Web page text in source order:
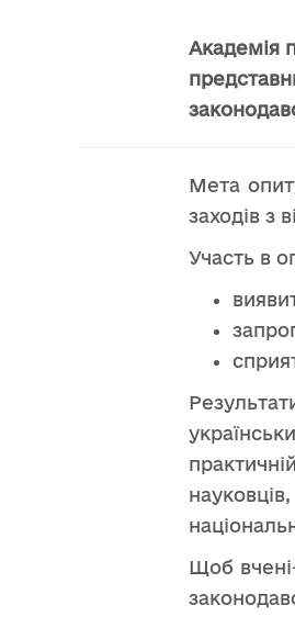
Академія
Мета
заходів з
Участь в
Щоб